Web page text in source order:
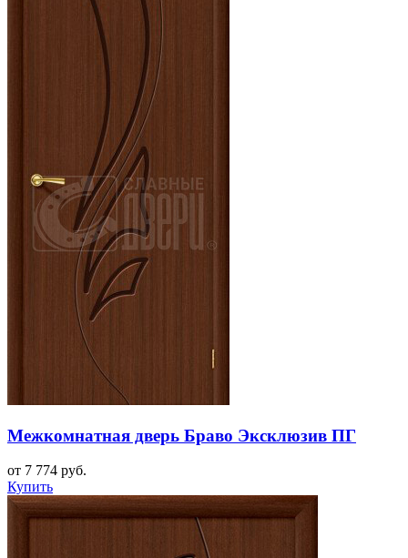
Межкомнатная дверь Браво Эксклюзив ПГ
от 7 774 руб.
Купить